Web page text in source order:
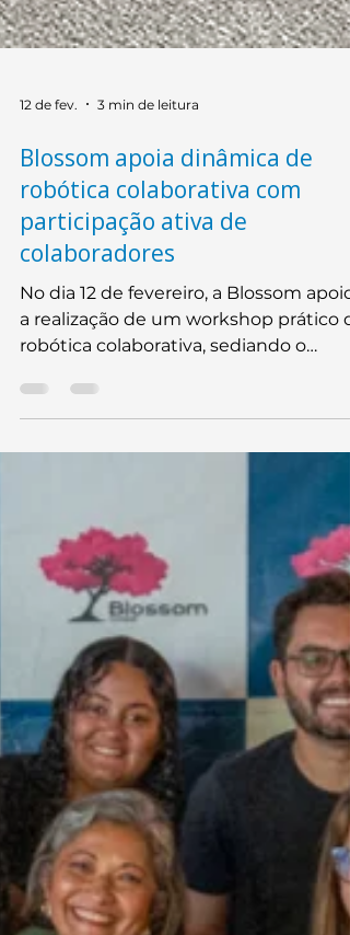
12 de fev. 3 min de leitura
Blossom apoia dinâmica de
robótica colaborativa com
colaboradores
No dia 12 de fevereiro, a Blossom
robótica colaborativa, sediando o
encontro em seu auditório e contando
com a participação ativa de seus